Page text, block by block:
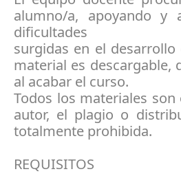
alumno/a, apoyando y
dificultades
surgidas en el
material es descargable,
al acabar el curso.
Todos los materiales
autor, el plagio o
totalmente prohibida.
REQUISITOS